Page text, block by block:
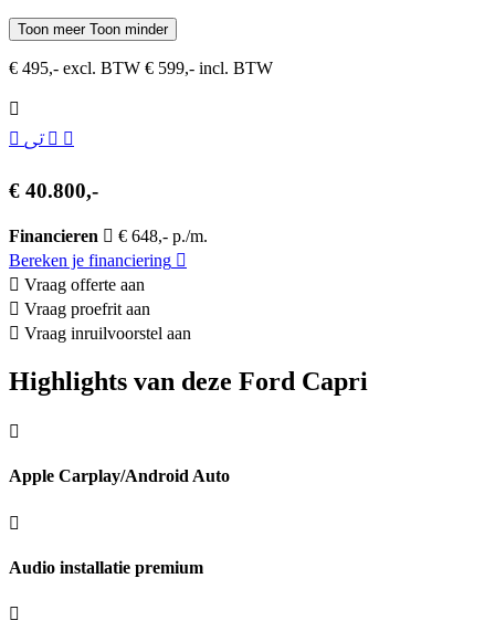
Toon meer Toon minder
€ 495,- excl. BTW € 599,- incl. BTW
€ 40.800,-
Financieren
€ 648,- p./m.
Bereken je financiering
Vraag offerte aan
Vraag proefrit aan
Vraag inruilvoorstel aan
Highlights van deze Ford Capri
Apple Carplay/Android Auto
Audio installatie premium